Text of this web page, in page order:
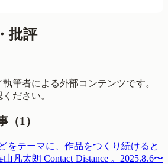
批評
筆者による外部コンテンツです。
ださい。
（1 ）
をテーマに、作品をつくり続けると
凡太朗 Contact Distance 。2025.8.6〜